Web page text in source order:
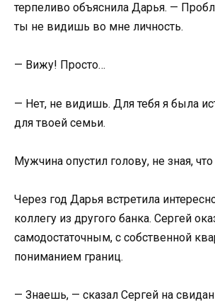
терпеливо объяснила Дарья. —
ты не видишь во мне личность.
— Вижу! Просто…
— Нет, не видишь. Для тебя я была
для твоей семьи.
Мужчина опустил голову, не зная, что
Через год Дарья встретила
коллегу из другого банка. Сергей
самодостаточным, с собственной
пониманием границ.
— Знаешь, — сказал Сергей на